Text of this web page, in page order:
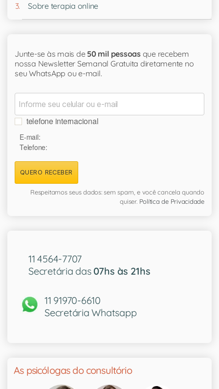
Sobre terapia online
Junte-se às mais de 50 mil pessoas que recebem
nossa Newsletter Semanal Gratuita diretamente no
seu WhatsApp ou e-mail.
telefone internacional
E-mail:
Telefone:
QUERO RECEBER
Respeitamos seus dados: sem spam, e você cancela quando
quiser. Política de Privacidade
11 4564-7707
Secretária das 07hs às 21hs
11 91970-6610
Secretária Whatsapp
As psicólogas do consultório